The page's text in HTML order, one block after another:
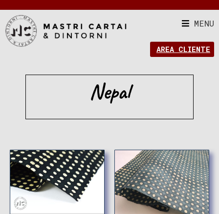
MENU
AREA CLIENTE
Nepal